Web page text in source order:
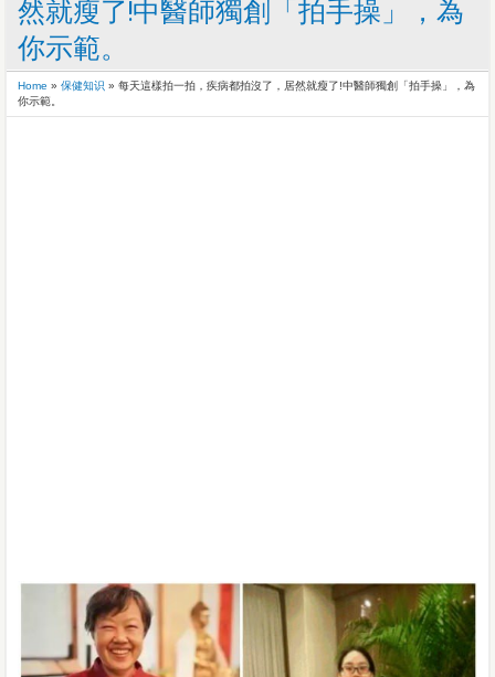
然就瘦了!中醫師獨創「拍手操」，為
你示範。
Home » 保健知识 » 每天這樣拍一拍，疾病都拍沒了，居然就瘦了!中醫師獨創「拍手操」，為
你示範。